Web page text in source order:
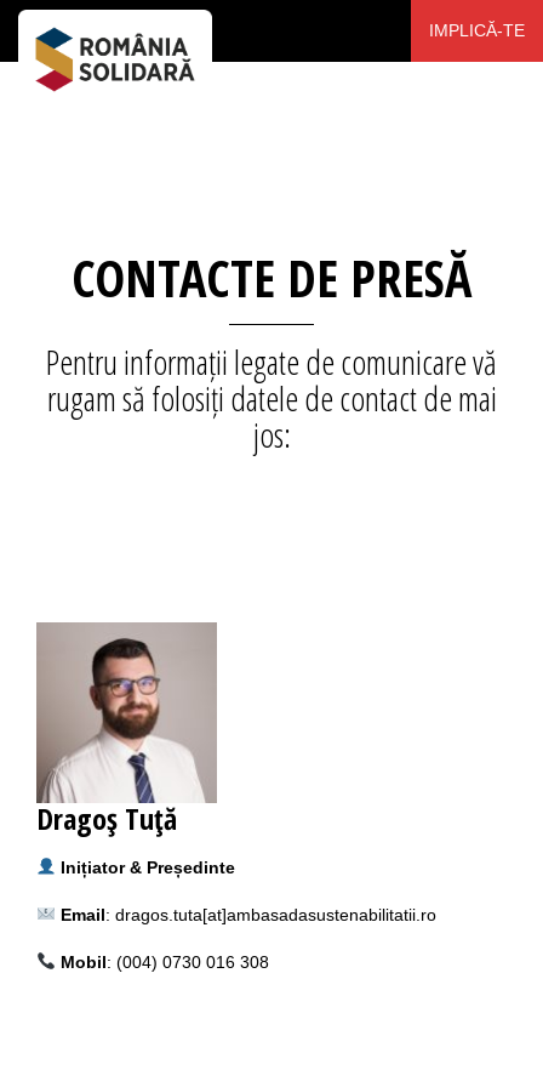
IMPLICĂ-TE
CONTACTE DE PRESĂ
Pentru informații legate de comunicare vă
rugam să folosiți datele de contact de mai
jos:
Dragoş Tuţă
Inițiator & Președinte
Email: dragos.tuta[at]ambasadasustenabilitatii.ro
Mobil: (004) 0730 016 308